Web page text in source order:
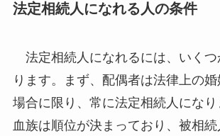
法定相続人になれる人の条件
法定相続人になれるには、いくつ
ります。まず、配偶者は法律上の
場合に限り、常に法定相続人になり
血族は順位が決まっており、被相